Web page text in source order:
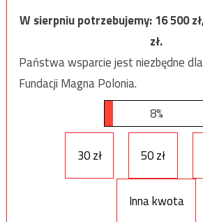
W sierpniu potrzebujemy:16 500
zł.
Państwa wsparcie jest niezbędne
Fundacji Magna Polonia.
8%
30 zł 50 zł
Inna kwota